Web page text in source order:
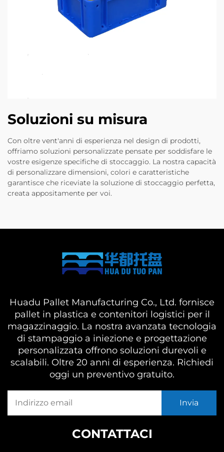
Soluzioni su misura
Con oltre vent'anni di esperienza nel design di prodotti,
offriamo soluzioni personalizzate pensate per soddisfare le
vostre esigenze specifiche di stoccaggio. La nostra capacità
di personalizzare dimensioni, colori e caratteristiche
garantisce che riceviate la soluzione di stoccaggio perfetta,
creata appositamente per voi.
Huadu Pallet Manufacturing Co., Ltd. fornisce
pallet in plastica e contenitori logistici per il
magazzinaggio. La nostra avanzata tecnologia
di stampaggio a iniezione e progettazione
personalizzata offrono soluzioni durevoli e
scalabili. Oltre 20 anni di esperienza. Richiedi
oggi un preventivo gratuito.
CONTATTACI